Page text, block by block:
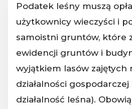
Podatek leśny muszą
użytkownicy wieczyści i
samoistni gruntów, które
ewidencji gruntów i
wyjątkiem lasów zajętych
działalności
działalność leśna).